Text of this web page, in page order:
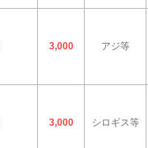
3,000 アジ等
3,000 シロギス等